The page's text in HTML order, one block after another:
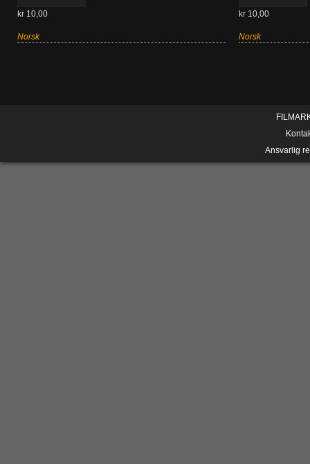
kr 10,00
Norsk
kr 10,00
Norsk
Ansvarlig